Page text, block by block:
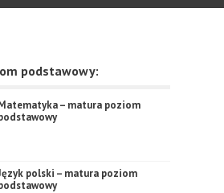
podstawowy:
– matura poziom
polski – matura poziom